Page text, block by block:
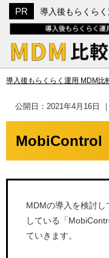
導入後もらくら
導入後もらくらく運用 MDM比
公開日： 2021年4月16日
MobiControl
MDMの導入を検討
している「
ていきます。